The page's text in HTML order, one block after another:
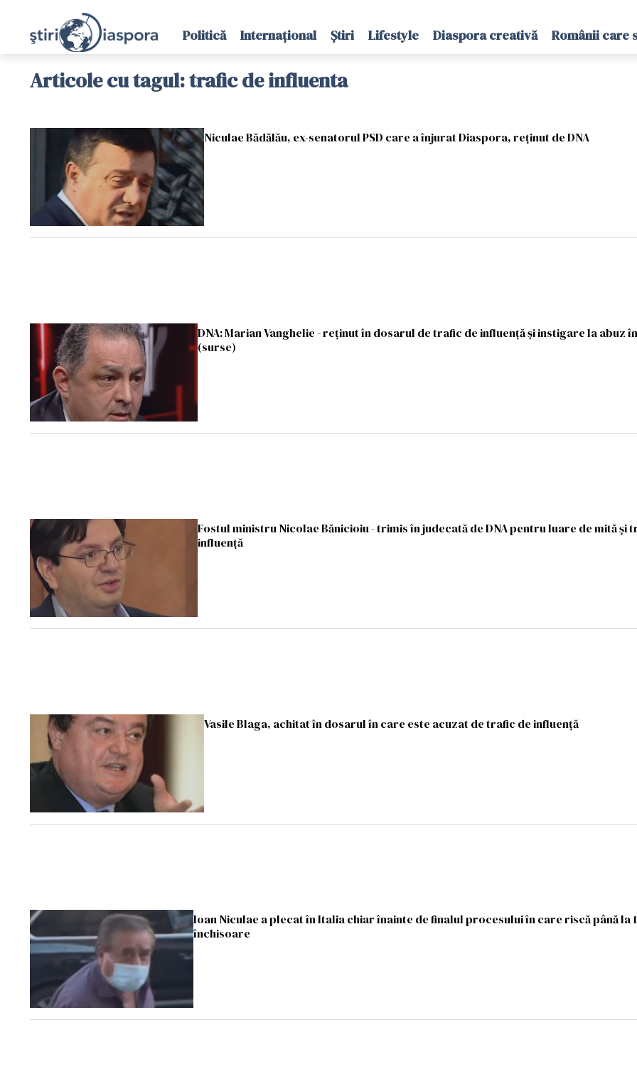
Politică Internațional Știri Lifestyle Diaspora creativă Românii care
Articole cu tagul: trafic de influenta
Niculae Bădălău, ex-senatorul PSD care a înjurat Diaspora, reținut de DNA
DNA: Marian Vanghelie - reţinut în dosarul de trafic de influenţă şi instigare la abuz
(surse)
Fostul ministru Nicolae Bănicioiu - trimis în judecată de DNA pentru luare de mită şi
influenţă
Vasile Blaga, achitat în dosarul în care este acuzat de trafic de influență
Ioan Niculae a plecat în Italia chiar înainte de finalul procesului în care riscă până la
închisoare